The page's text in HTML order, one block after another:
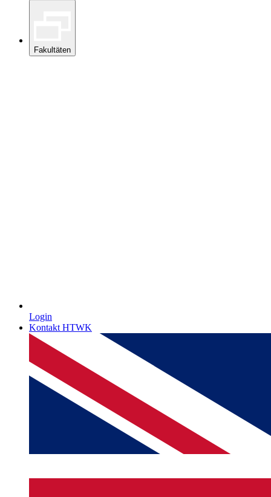
Fakultäten
Login
Kontakt HTWK